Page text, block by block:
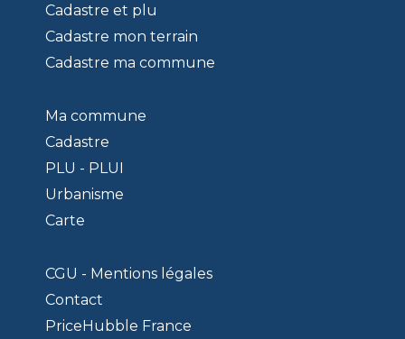
Cadastre et plu
Cadastre mon terrain
Cadastre ma commune
Ma commune
Cadastre
PLU - PLUI
Urbanisme
Carte
CGU - Mentions légales
Contact
PriceHubble France